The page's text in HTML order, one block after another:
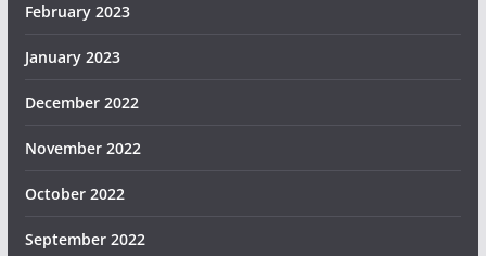
February 2023
January 2023
December 2022
November 2022
October 2022
September 2022